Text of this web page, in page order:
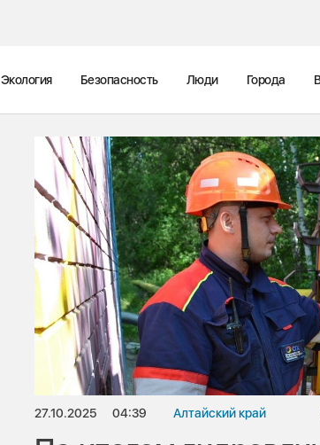
Экология Безопасность Люди Города
27.10.2025 04:39 Алтайский край